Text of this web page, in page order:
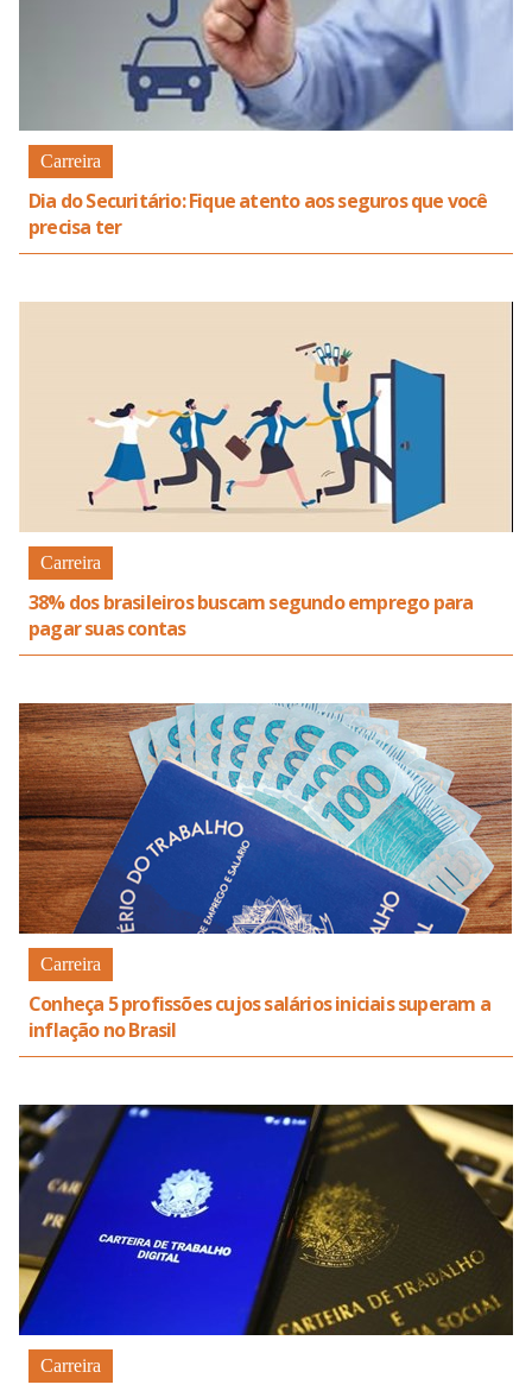
Carreira
Dia do Securitário: Fique atento aos seguros que você
precisa ter
Carreira
38% dos brasileiros buscam segundo emprego para
pagar suas contas
Carreira
Conheça 5 profissões cujos salários iniciais superam a
inflação no Brasil
Carreira